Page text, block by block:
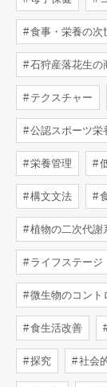
食事・栄養の次
石狩産落花生の
テクスチャー
公認スポーツ栄
栄養管理
構文文法
植物の二次代謝
ライフステージ
微生物のコント
食生活改善
探究 社会